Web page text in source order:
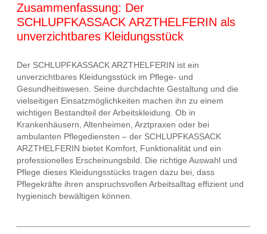
Zusammenfassung: Der
SCHLUPFKASSACK ARZTHELFERIN als
unverzichtbares Kleidungsstück
Der SCHLUPFKASSACK ARZTHELFERIN ist ein
unverzichtbares Kleidungsstück im Pflege- und
Gesundheitswesen. Seine durchdachte Gestaltung und die
vielseitigen Einsatzmöglichkeiten machen ihn zu einem
wichtigen Bestandteil der Arbeitskleidung. Ob in
Krankenhäusern, Altenheimen, Arztpraxen oder bei
ambulanten Pflegediensten – der SCHLUPFKASSACK
ARZTHELFERIN bietet Komfort, Funktionalität und ein
professionelles Erscheinungsbild. Die richtige Auswahl und
Pflege dieses Kleidungsstücks tragen dazu bei, dass
Pflegekräfte ihren anspruchsvollen Arbeitsalltag effizient und
hygienisch bewältigen können.